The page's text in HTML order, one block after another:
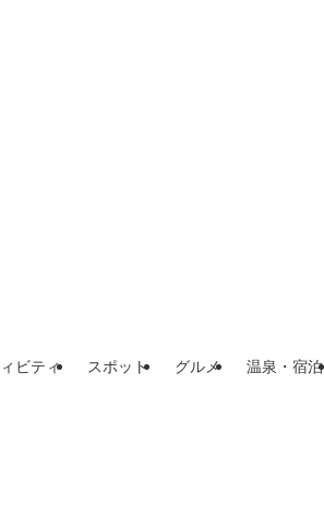
ビティ スポット グルメ 温泉・宿泊